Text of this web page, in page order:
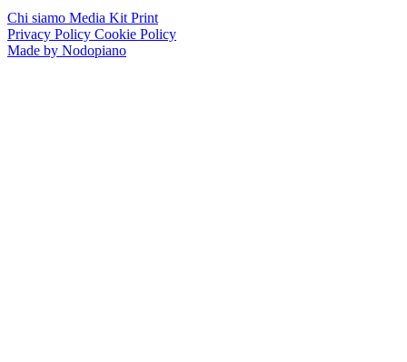
Chi siamo Media Kit Print
Privacy Policy Cookie Policy
Made by Nodopiano